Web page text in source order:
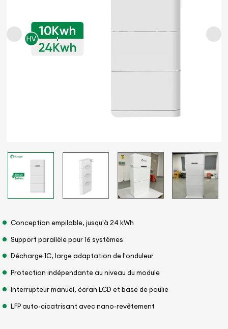
Conception empilable, jusqu'à 24 kWh
Support parallèle pour 16 systèmes
Décharge 1C, large adaptation de l'onduleur
Protection indépendante au niveau du module
Interrupteur manuel, écran LCD et base de poulie
LFP auto-cicatrisant avec nano-revêtement